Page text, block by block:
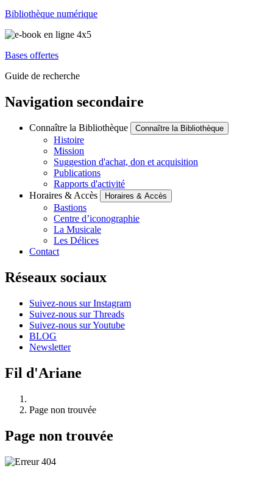
Bibliothèque numérique
Bases offertes
Guide de recherche
Navigation secondaire
Connaître la Bibliothèque Connaître la Bibliothèque
Histoire
Mission
Suggestion d'achat, don et acquisition
Publications
Rapports d'activité
Horaires & Accès
Horaires & Accès
Bastions
Centre d’iconographie
La Musicale
Les Délices
Contact
Réseaux sociaux
Suivez-nous sur Instagram
Suivez-nous sur Threads
Suivez-nous sur Youtube
BLOG
Newsletter
Fil d'Ariane
Page non trouvée
Page non trouvée